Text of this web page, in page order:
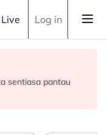
Live Log in
sentiasa pantau
rugi lebih
sahabat dan